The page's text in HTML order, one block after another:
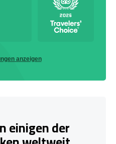
anzeigen
einigen der